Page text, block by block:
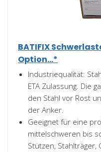
BATIFIX
Option...*
Industriequalität:
ETA Zulassung. Die
den Stahl vor Rost
der Anker.
Geeignet für eine
mittelschweren bis
Stützen, Stahlträger,